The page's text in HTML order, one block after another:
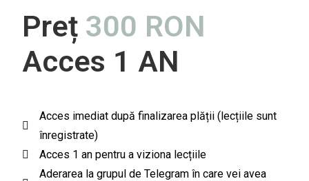
Preț 300 RON
Acces 1 AN
Acces imediat după finalizarea plății (lecțiile sunt
înregistrate)
Acces 1 an pentru a viziona lecțiile
Aderarea la grupul de Telegram în care vei avea